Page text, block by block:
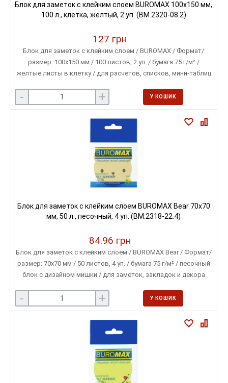
Блок для заметок с клейким слоем BUROMAX 100х150 мм,
100 л., клетка, желтый, 2 уп. (BM.2320-08.2)
127 грн
Блок для заметок с клейким слоем / BUROMAX / Формат/
размер: 100х150 мм / 100 листов, 2 уп. / бумага 75 г/м² /
желтые листы в клетку / для расчетов, списков, мини-таблиц
- + У КОШИК
Блок для заметок с клейким слоем BUROMAX Bear 70х70
мм, 50 л., песочный, 4 уп. (BM.2318-22.4)
84.96 грн
Блок для заметок с клейким слоем / BUROMAX Bear / Формат/
размер: 70х70 мм / 50 листов, 4 уп. / бумага 75 г/м² / песочный
блок с дизайном мишки / для заметок, закладок и декора
- + У КОШИК